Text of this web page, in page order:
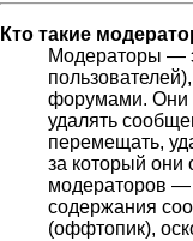
Кто такие
Модераторы —
форумами. Они
удалять
перемещать,
за который они
модераторов —
содержания
(оффтопик),